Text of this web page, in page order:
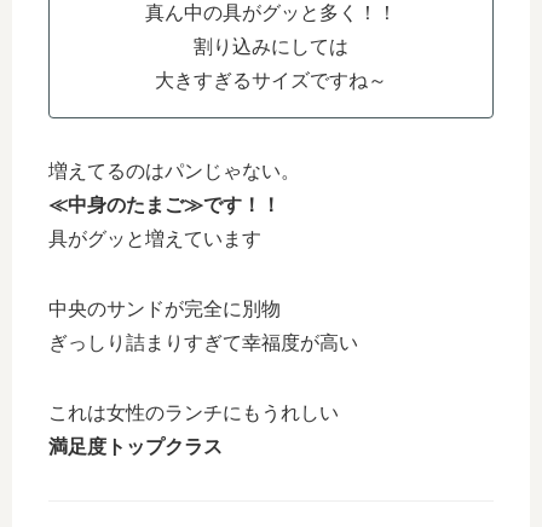
真ん中の具がグッと多く！！
割り込みにしては
大きすぎるサイズですね～
増えてるのはパンじゃない。
≪中身のたまご≫です！！
具がグッと増えています
中央のサンドが完全に別物
ぎっしり詰まりすぎて幸福度が高い
これは女性のランチにもうれしい
満足度トップクラス